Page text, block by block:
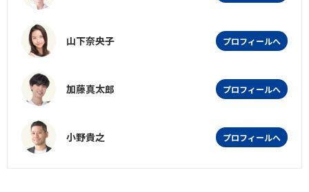
山下奈央子 プロフィールへ
加藤真太郎 プロフィールへ
小野貴之 プロフィールへ